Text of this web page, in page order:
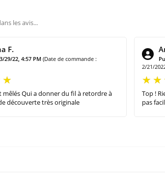
F.
29/22, 4:57 PM (Date de commande :
mêlés Qui a donner du fil à retordre à
découverte très originale
2/21/
Top !
pas